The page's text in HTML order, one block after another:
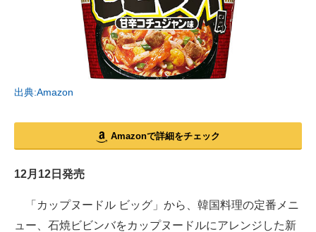
出典:Amazon
Amazonで詳細をチェック
12月12日発売
「カップヌードル ビッグ」から、韓国料理の定番メニ
ュー、石焼ビビンバをカップヌードルにアレンジした新